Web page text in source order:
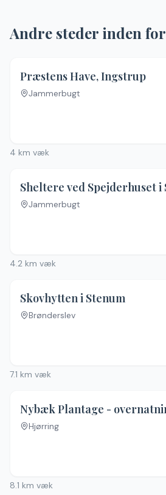
Andre steder inden for
Præstens Have, Ingstrup
Jammerbugt
4 km væk
Jammerbugt
4.2 km væk
Skovhytten i Stenum
Brønderslev
7.1 km væk
Hjørring
8.1 km væk